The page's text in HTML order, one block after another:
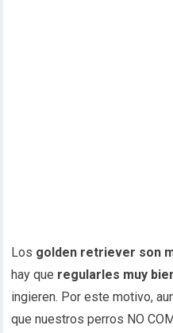
Los golden retriever son
hay que regularles muy
ingieren. Por este motivo,
que nuestros perros NO